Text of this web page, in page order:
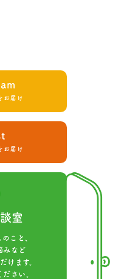
お届け
お届け
室
こと、
みなど
けます。
さい。